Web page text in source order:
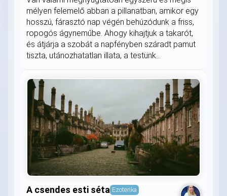
mélyen felemelő abban a pillanatban, amikor egy
hosszú, fárasztó nap végén behúzódunk a friss,
ropogós ágyneműbe. Ahogy kihajtjuk a takarót,
és átjárja a szobát a napfényben száradt pamut
tiszta, utánozhatatlan illata, a testünk...
A csendes esti séta Ezoterika